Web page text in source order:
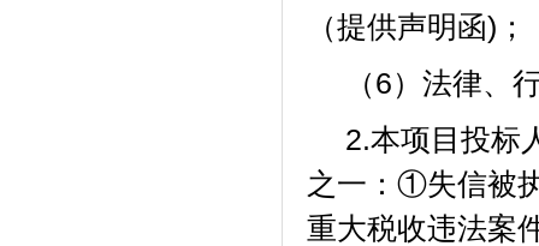
（提供声明函)；
（6）法律、
2.本项目投标
之一：①失信被
重大税收违法案